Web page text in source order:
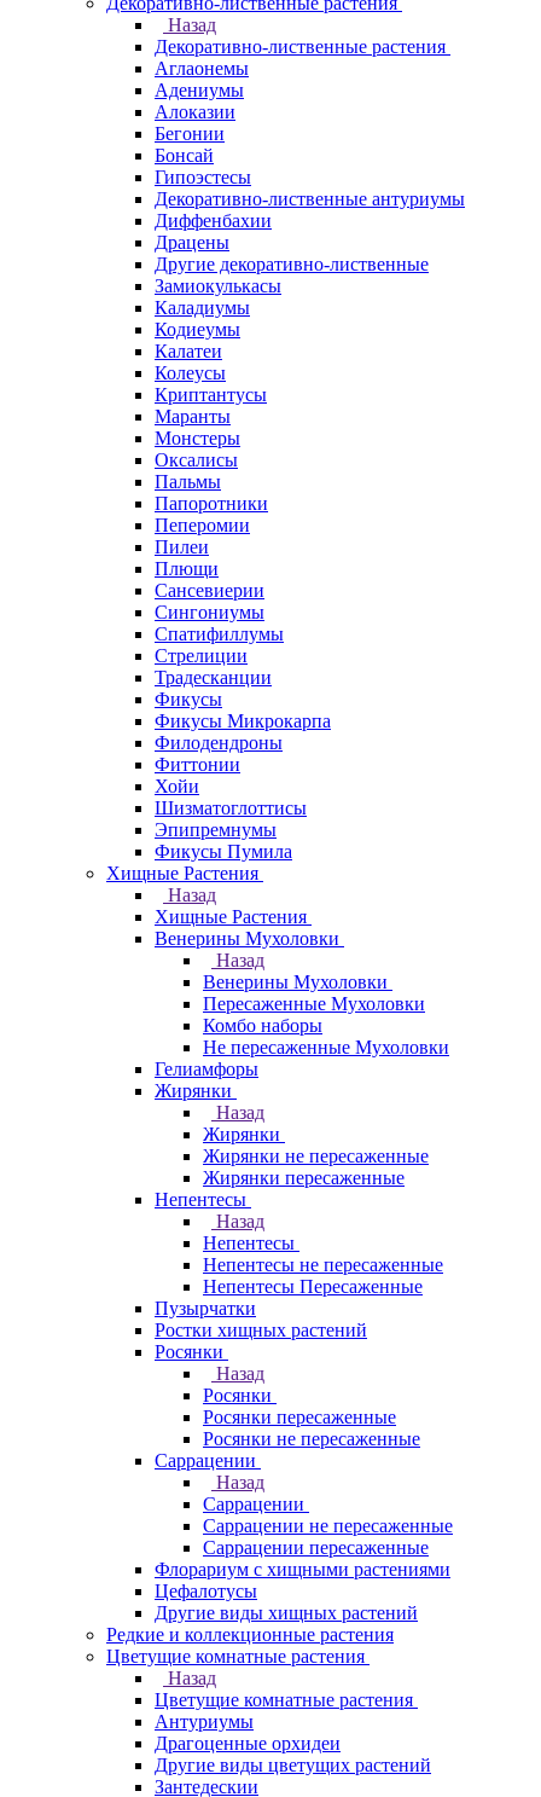
Назад
Декоративно-лиственные растения
Аглаонемы
Адениумы
Алоказии
Бегонии
Бонсай
Гипоэстесы
Декоративно-лиственные антуриумы
Диффенбахии
Драцены
Другие декоративно-лиственные
Замиокулькасы
Каладиумы
Кодиеумы
Калатеи
Колеусы
Криптантусы
Маранты
Монстеры
Оксалисы
Пальмы
Папоротники
Пеперомии
Пилеи
Плющи
Сансевиерии
Сингониумы
Спатифиллумы
Стрелиции
Традесканции
Фикусы
Фикусы Микрокарпа
Филодендроны
Фиттонии
Хойи
Шизматоглоттисы
Эпипремнумы
Фикусы Пумила
Хищные Растения
Назад
Хищные Растения
Венерины Мухоловки
Назад
Венерины Мухоловки
Пересаженные Мухоловки
Комбо наборы
Не пересаженные Мухоловки
Гелиамфоры
Жирянки
Назад
Жирянки
Жирянки не пересаженные
Жирянки пересаженные
Непентесы
Назад
Непентесы
Непентесы не пересаженные
Непентесы Пересаженные
Пузырчатки
Ростки хищных растений
Росянки
Назад
Росянки
Росянки пересаженные
Росянки не пересаженные
Саррацении
Назад
Саррацении
Саррацении не пересаженные
Саррацении пересаженные
Флорариум с хищными растениями
Цефалотусы
Другие виды хищных растений
Редкие и коллекционные растения
Цветущие комнатные растения
Назад
Цветущие комнатные растения
Антуриумы
Драгоценные орхидеи
Другие виды цветущих растений
Зантедескии